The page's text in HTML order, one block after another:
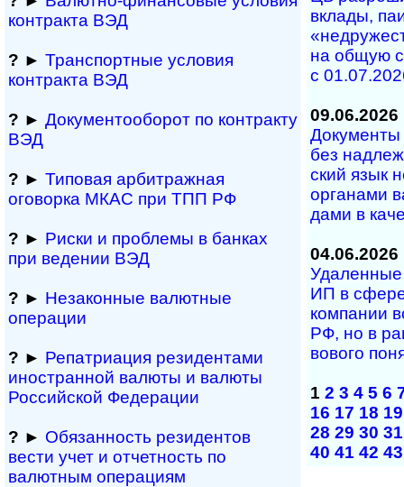
контракта ВЭД
? ► Транспортные условия
контракта ВЭД
? ► Документооборот по контракту
ВЭД
? ► Типовая арбитражная
оговорка МКАС при ТПП РФ
? ► Риски и проблемы в банках
при ведении ВЭД
? ► Незаконные валютные
операции
? ► Репатриация ре­зи­ден­та­ми
иностранной ва­лю­ты и валюты
Рос­сий­ской Федерации
? ► Обязанность резиден­тов
вести учет и отчетность по
валютным операциям
вкла­ды,
на об­щую
с
09.06.2026
Документы
без
ский язык
ор­га­на­ми
да­ми в
04.06.2026
Удаленные
ИП в
ком­па­нии
РФ, но в
во­во­го
1 2 3 4 5 6
16 17 18 19
28 29 30 31
40 41 42 43